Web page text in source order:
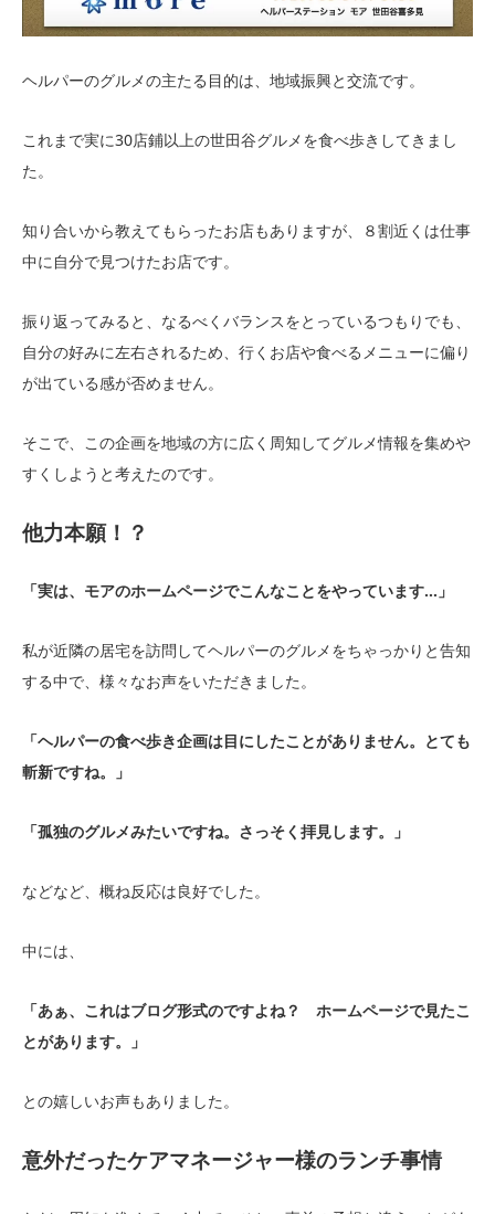
ヘルパーのグルメの主たる目的は、地域振興と交流です。
これまで実に30店鋪以上の世田谷グルメを食べ歩きしてきまし
た。
知り合いから教えてもらったお店もありますが、８割近くは仕事
中に自分で見つけたお店です。
振り返ってみると、なるべくバランスをとっているつもりでも、
自分の好みに左右されるため、行くお店や食べるメニューに偏り
が出ている感が否めません。
そこで、この企画を地域の方に広く周知してグルメ情報を集めや
すくしようと考えたのです。
他力本願！？
「実は、モアのホームページでこんなことをやっています…」
私が近隣の居宅を訪問してヘルパーのグルメをちゃっかりと告知
する中で、様々なお声をいただきました。
「ヘルパーの食べ歩き企画は目にしたことがありません。とても
斬新ですね。」
「孤独のグルメみたいですね。さっそく拝見します。」
などなど、概ね反応は良好でした。
中には、
「あぁ、これはブログ形式のですよね？ ホームページで見たこ
とがあります。」
との嬉しいお声もありました。
意外だったケアマネージャー様のランチ事情